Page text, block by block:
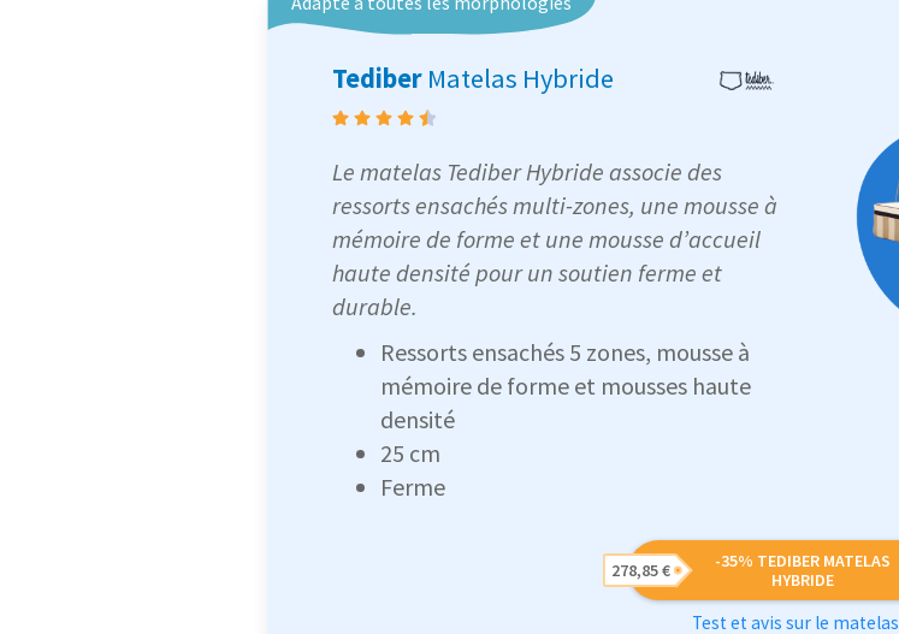
Tediber Matelas Hybride
Le matelas Tediber Hybride associe des
ressorts ensachés multi-zones, une mousse à
mémoire de forme et une mousse d’accueil
haute densité pour un soutien ferme et
durable.
Ressorts ensachés 5 zones, mousse à
mémoire de forme et mousses haute
densité
25 cm
Ferme
-35% TEDIBER MATELAS
HYBRIDE
278,85 €
Test et avis sur le matelas